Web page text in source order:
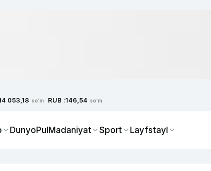
053,18 so'm RUB :146,54 so'm
DunyoPulMadaniyat Sport Layfstayl